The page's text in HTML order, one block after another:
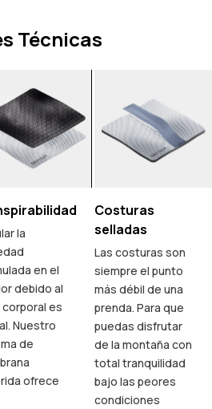
Técnicas
la
en el
debido al
es
Nuestro
de
ofrece
Costuras
selladas
Las costuras son
siempre el punto
más débil de una
prenda. Para que
puedas disfrutar
de la montaña con
total tranquilidad
bajo las peores
condiciones